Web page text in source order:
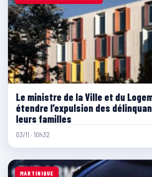
Le ministre de la Ville et du
étendre l’expulsion des
leurs familles
03/11 · 10h32
MARTINIQUE